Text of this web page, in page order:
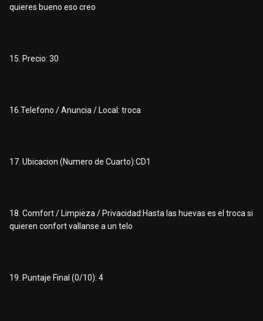
quieres bueno eso creo
15. Precio: 30
16.Telefono / Anuncia / Local: troca
17. Ubicacion (Numero de Cuarto):CD1
18. Comfort / Limpieza / Privacidad:Hasta las huevas es el troca si
quieren confort vallanse a un telo
19. Puntaje Final (0/10): 4